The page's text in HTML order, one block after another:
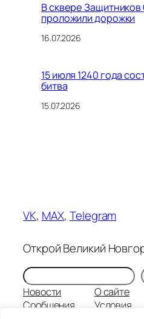
В сквере Защитников
проложили дорожки
16.07.2026
15 июля 1240 года
битва
15.07.2026
VK, MAX,Telegram
Открой Великий
Поиск
Новости
Сообщения
О сайте
Условия